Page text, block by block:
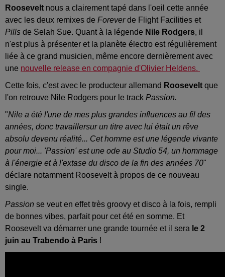
Roosevelt nous a clairement tapé dans l'oeil cette année
avec les deux remixes de Foreverde Flight Facilities et
Pills de Selah Sue. Quant à la légende Nile Rodgers, il
n'est plus à présenter et la planète électro est régulièrement
liée à ce grand musicien, même encore dernièrement avec
une nouvelle release en compagnie d'Olivier Heldens.
Cette fois, c'est avec le producteur allemand Roosevelt que
l'on retrouve Nile Rodgers pour le track Passion.
"Nile a été l'une de mes plus grandes influences au fil des
années, donc travaillersur un titre avec lui était un rêve
absolu devenu réalité... Cet homme est une légende vivante
pour moi... 'Passion' est une ode au Studio 54, un hommage
à l'énergie et à l'extase du disco de la fin des années 70"
déclare notamment Roosevelt à propos de ce nouveau
single.
Passion se veut en effet très groovy et disco à la fois, rempli
de bonnes vibes, parfait pour cet été en somme. Et
Roosevelt va démarrer une grande tournée et il sera le 2
juin au Trabendo à Paris !